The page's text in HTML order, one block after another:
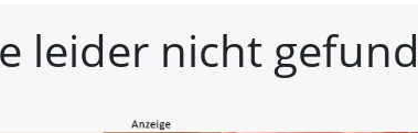
leider nicht